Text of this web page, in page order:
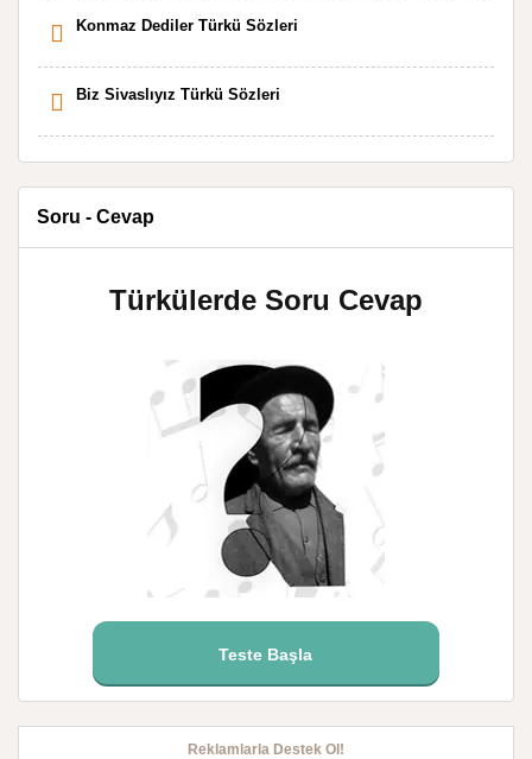
Konmaz Dediler Türkü Sözleri
Biz Sivaslıyız Türkü Sözleri
Soru - Cevap
Türkülerde Soru Cevap
Teste Başla
Reklamlarla Destek Ol!